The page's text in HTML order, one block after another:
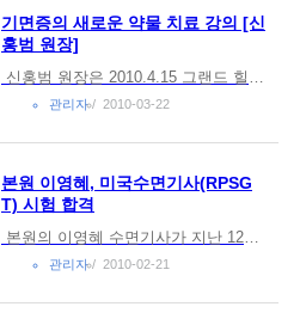
기면증의 새로운 약물 치료 강의 [신
홍범 원장]
관리자 2010-03-22
본원 이영혜, 미국수면기사(RPSG
T) 시험 합격
관리자 2010-02-21